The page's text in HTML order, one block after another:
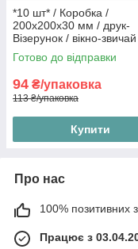
*10 шт* / Коробка /
200х200х30 мм / друк-
Візерунок / вікно-
Готово до відправки
94 ₴/упаковка
113 ₴/упаковка
Купити
Про нас
100% позитивних з
Працює з